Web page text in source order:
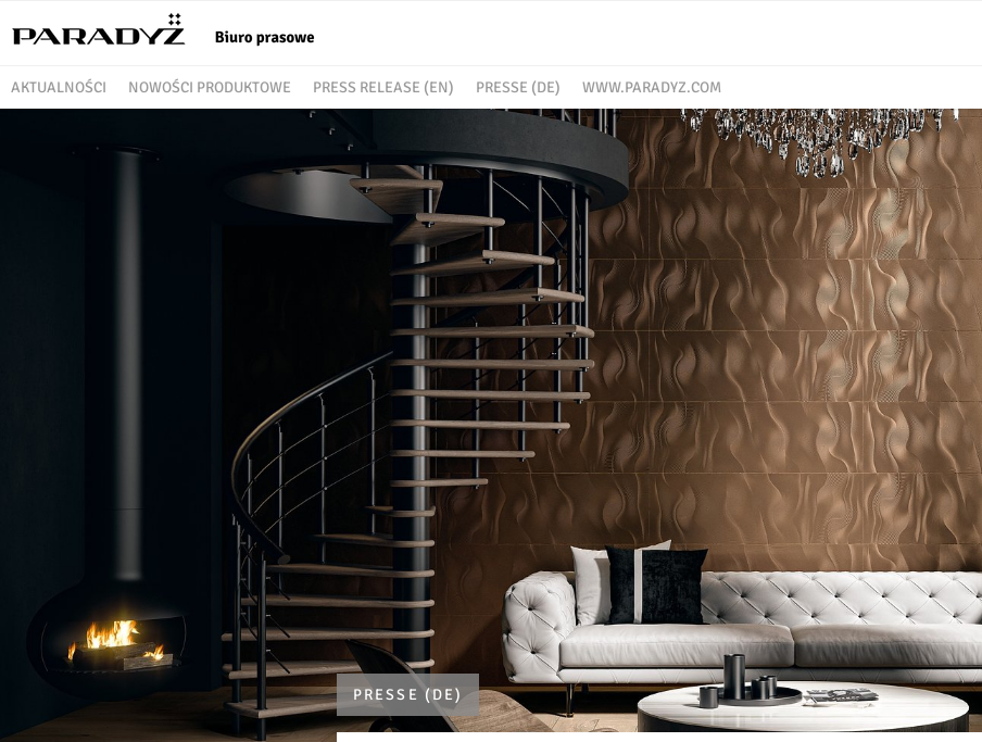
AKTUALNOŚCI NOWOŚCI PRODUKTOWE PRESS RELEASE (EN) PRESSE (DE) WWW.PARADYZ.COM
PRESSE (DE)